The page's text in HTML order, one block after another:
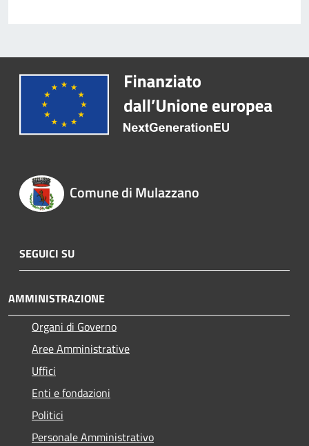
Comune di Mulazzano
SEGUICI SU
AMMINISTRAZIONE
Organi di Governo
Aree Amministrative
Uffici
Enti e fondazioni
Politici
Personale Amministrativo